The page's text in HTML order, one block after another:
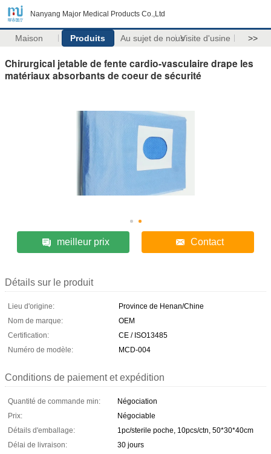
Nanyang Major Medical Products Co.,Ltd
Maison Produits Au sujet de nousVisite d'usine >>
Chirurgical jetable de fente cardio-vasculaire drape les
matériaux absorbants de coeur de sécurité
meilleur prix Contact
Détails sur le produit
Lieu d'origine:
Province de Henan/Chine
Nom de marque:
OEM
Certification:
CE / ISO13485
Numéro de modèle:
MCD-004
Conditions de paiement et expédition
Quantité de commande min:
Négociation
Prix:
Négociable
Détails d'emballage:
1pc/sterile poche, 10pcs/ctn, 50*30*40cm
Délai de livraison:
30 jours